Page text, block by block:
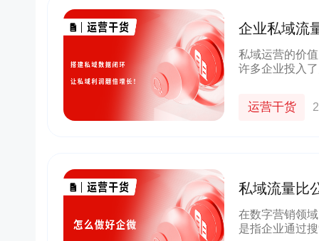
企业私域流
长！
私域运营的价
许多企业投入
运营干货
私域流量比
私域流量？
在数字营销领
是指企业通过